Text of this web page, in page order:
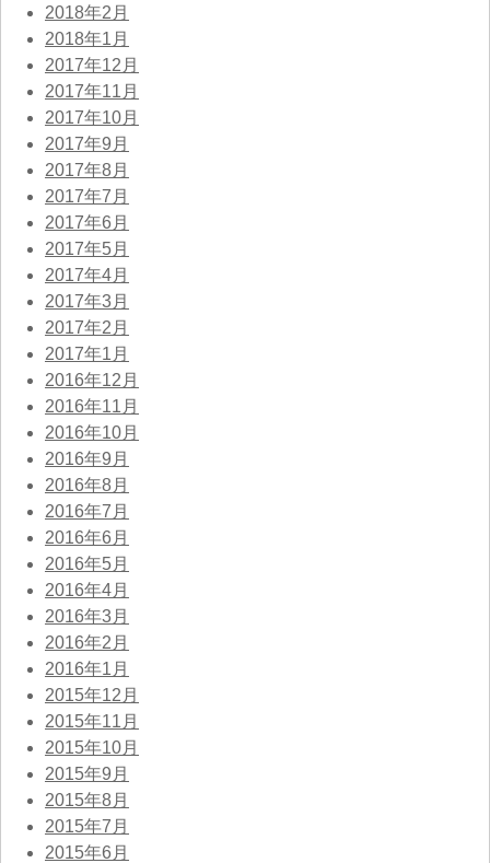
2018年2月
2018年1月
2017年12月
2017年11月
2017年10月
2017年9月
2017年8月
2017年7月
2017年6月
2017年5月
2017年4月
2017年3月
2017年2月
2017年1月
2016年12月
2016年11月
2016年10月
2016年9月
2016年8月
2016年7月
2016年6月
2016年5月
2016年4月
2016年3月
2016年2月
2016年1月
2015年12月
2015年11月
2015年10月
2015年9月
2015年8月
2015年7月
2015年6月